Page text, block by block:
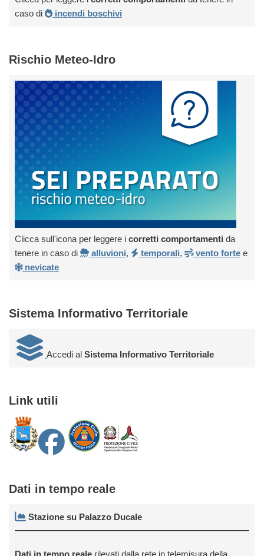
caso di
incendi boschivi
Rischio Meteo-Idro
Clicca sull'icona per leggere i corretti comportamenti da
tenere in caso di
alluvioni, temporali, vento forte e
nevicate
Sistema Informativo Territoriale
Accedi al Sistema Informativo Territoriale
Link utili
Dati in tempo reale
Stazione su Palazzo Ducale
Dati in tempo reale rilevati dalla rete in telemisura della